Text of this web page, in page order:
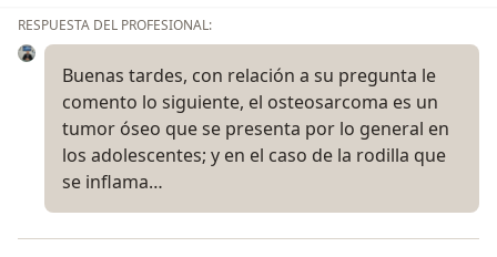
RESPUESTA DEL PROFESIONAL:
Buenas tardes, con relación a su pregunta le
comento lo siguiente, el osteosarcoma es un
tumor óseo que se presenta por lo general en
los adolescentes; y en el caso de la rodilla que
se inflama…